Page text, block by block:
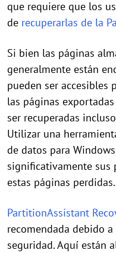
que requiere que los
de recuperarlas de la
Si bien las páginas
generalmente están
pueden ser accesibles
las páginas
ser recuperadas
Utilizar una
de datos para
significativamente sus
estas páginas perdidas.
PartitionAssistant
recomendada debido
seguridad. Aquí están